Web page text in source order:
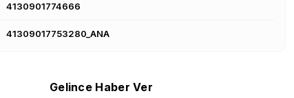
4130901774666
41309017753280_ANA
Gelince Haber Ver